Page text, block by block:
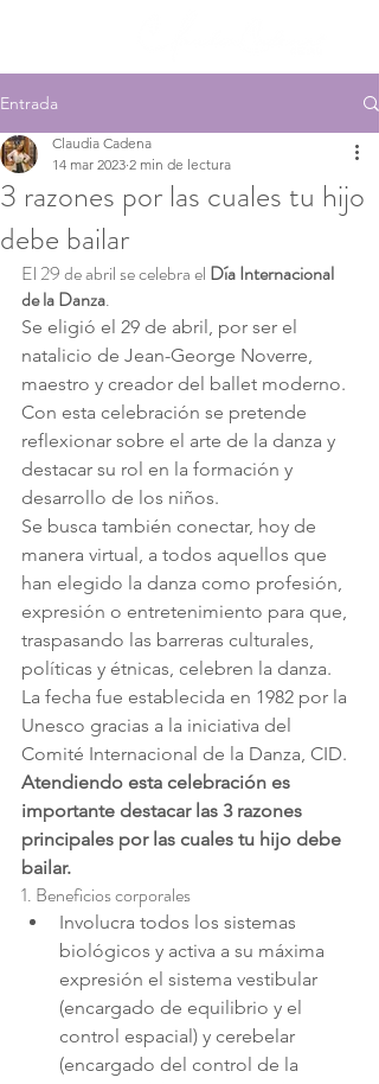
Entrada
3 razones por las cuales tu hijo
debe bailar
Claudia Cadena
14 mar 2023 2 min de lectura
El 29 de abril se celebra el Día Internacional
de la Danza.
Se eligió el 29 de abril, por ser el
natalicio de Jean-George Noverre,
maestro y creador del ballet moderno.
Con esta celebración se pretende
reflexionar sobre el arte de la danza y
destacar su rol en la formación y
desarrollo de los niños.
Se busca también conectar, hoy de
manera virtual, a todos aquellos que
han elegido la danza como profesión,
expresión o entretenimiento para que,
traspasando las barreras culturales,
políticas y étnicas, celebren la danza.
La fecha fue establecida en 1982 por la
Unesco gracias a la iniciativa del
Comité Internacional de la Danza, CID.
Atendiendo esta celebración es
importante destacar las 3 razones
principales por las cuales tu hijo debe
bailar.
1. Beneficios corporales
Involucra todos los sistemas
biológicos y activa a su máxima
expresión el sistema vestibular
(encargado de equilibrio y el
control espacial) y cerebelar
(encargado del control de la